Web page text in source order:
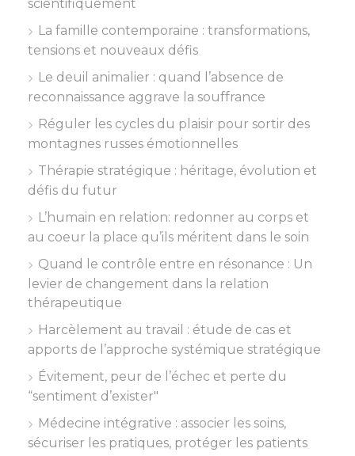
scientifiquement
La famille contemporaine : transformations,
tensions et nouveaux défis
Le deuil animalier : quand l’absence de
reconnaissance aggrave la souffrance
Réguler les cycles du plaisir pour sortir des
montagnes russes émotionnelles
Thérapie stratégique : héritage, évolution et
défis du futur
L’humain en relation: redonner au corps et
au coeur la place qu’ils méritent dans le soin
Quand le contrôle entre en résonance : Un
levier de changement dans la relation
thérapeutique
Harcèlement au travail : étude de cas et
apports de l’approche systémique stratégique
Évitement, peur de l’échec et perte du
“sentiment d’exister"
Médecine intégrative : associer les soins,
sécuriser les pratiques, protéger les patients